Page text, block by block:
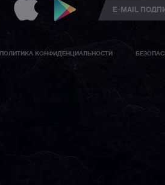
ПОЛИТИКА КОНФИДЕНЦИАЛЬНОСТИ